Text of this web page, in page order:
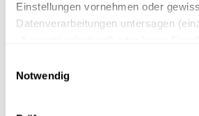
Einstellungen vornehmen oder
Datenverarbeitungen untersagen
für die Funktionalität der Webseite
Notwendig